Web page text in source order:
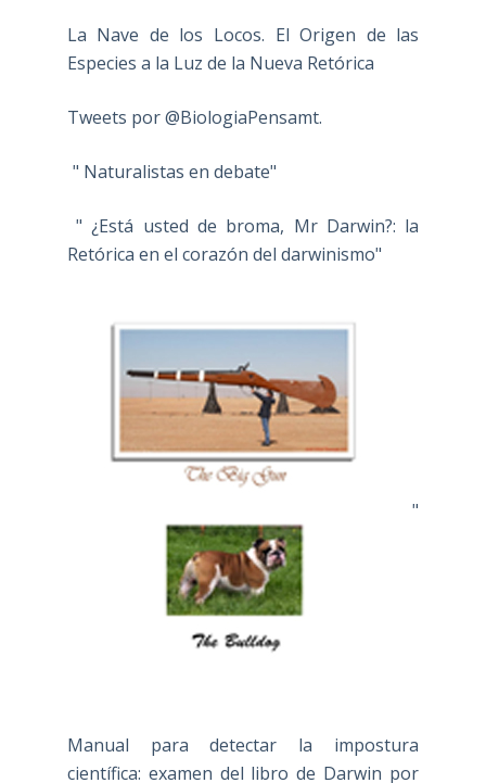
La Nave de los Locos. El Origen de las
Especies a la Luz de la Nueva Retórica
Tweets por @BiologiaPensamt.
" Naturalistas en debate"
" ¿Está usted de broma, Mr Darwin?: la
Retórica en el corazón del darwinismo"
"
Manual para detectar la impostura
científica: examen del libro de Darwin por